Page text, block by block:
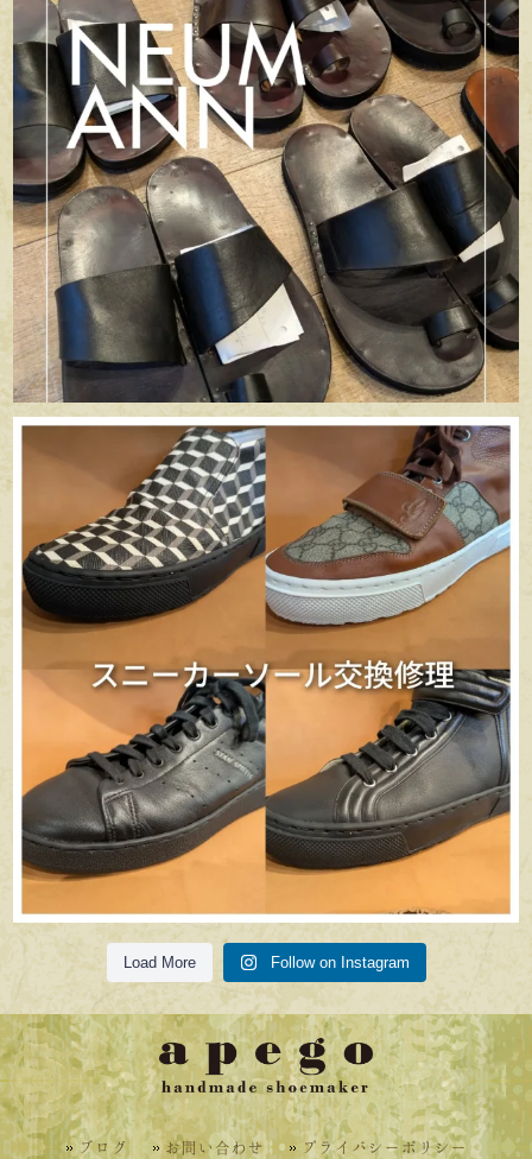
apego_handmade_shoemaker
6月 29
Load More Follow on Instagram
ブログ お問い合わせ プライバシーポリシー